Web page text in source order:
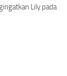
Lily pada